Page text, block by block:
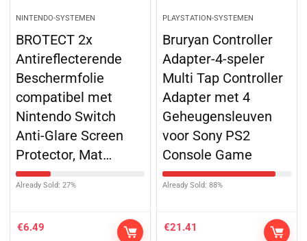
NINTENDO-SYSTEMEN
BROTECT 2x
Antireflecterende
Beschermfolie
compatibel met
Nintendo Switch
Anti-Glare Screen
Protector, Mat…
Already Sold: 27%
€6.49
PLAYSTATION-SYSTEMEN
Bruryan Controller
Adapter-4-speler
Multi Tap Controller
Adapter met 4
Geheugensleuven
voor Sony PS2
Console Game
Already Sold: 88%
€21.41